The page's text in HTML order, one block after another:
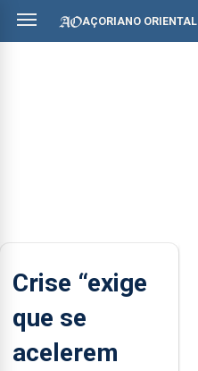
AÇORIANO ORIENTAL
Crise “exige
que se
acelerem